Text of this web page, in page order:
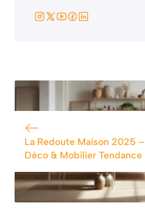
La Redoute Maison 2025 –
Déco & Mobilier Tendance